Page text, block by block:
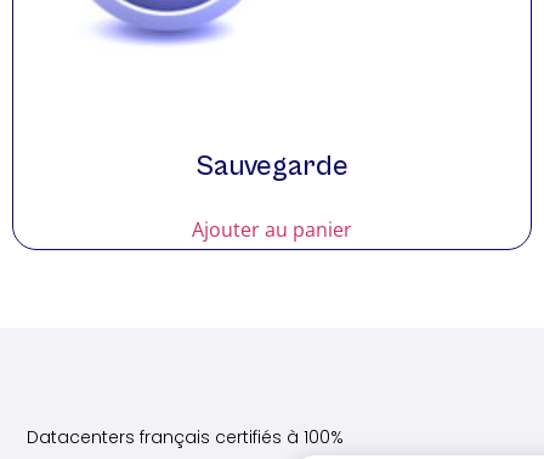
Sauvegarde
Ajouter au panier
Datacenters français certifiés à 100%